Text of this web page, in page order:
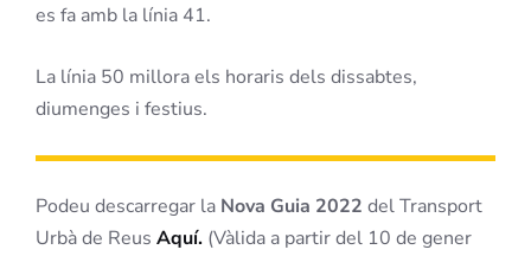
es fa amb la línia 41.
La línia 50 millora els horaris dels dissabtes,
diumenges i festius.
Podeu descarregar la Nova Guia 2022 del Transport
Urbà de Reus Aquí. (Vàlida a partir del 10 de gener